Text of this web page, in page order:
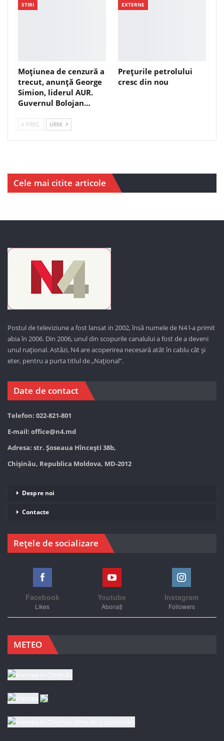
STIRI
Moțiunea de cenzură a
trecut, anunță George
Simion, liderul AUR.
Guvernul Bolojan…
EXTERNE
Prețurile petrolului
cresc din nou
PREC. URM.
Cele mai citite articole
Postul de televiziune a fost lansat in 2002, însă numele de N4 l-a primit
abia în 2006. Din 2006, unul din scopurile canalului a fost de a deveni
unul național. Astăzi, N4 are acoperirea necesară atât în cablu cât și
eter, pentru a purta titlul de „Național”.
Date de contact
Telefon: 022-821-801
E-mail: office@n4.md
Adresa: str. Șoseaua Hînceşti 38b,
Chișinău, Republica Moldova, MD-2012
Despre noi
Contacte
Rețele de socializare
Facebook
Likes
Youtube
Abonați
Instagram
Followers
METEO